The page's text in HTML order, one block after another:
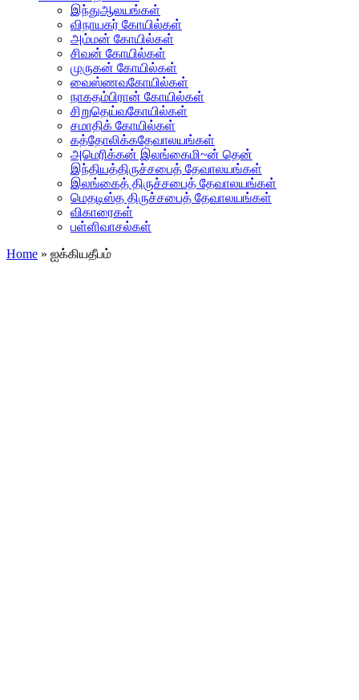
இந்துஆலயங்கள்
விநாயகர் கோயில்கள்
அம்மன் கோயில்கள்
சிவன் கோயில்கள்
முருகன் கோயில்கள்
வைஸ்ணவகோயில்கள்
நாகதம்பிரான் கோயில்கள்
சிறுதெய்வகோயில்கள்
சமாதிக் கோயில்கள்
கத்தோலிக்கதேவாலயங்கள்
அமெரிக்கன் இலங்கைமி~ன் தென்
இந்தியத்திருச்சபைத் தேவாலயங்கள்
இலங்கைத் திருச்சபைத் தேவாலயங்கள்
மெதடிஸ்த திருச்சபைத் தேவாலயங்கள்
விகாரைகள்
பள்ளிவாசல்கள்
Home » ஐக்கியதீபம்